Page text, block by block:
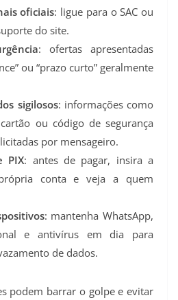
oficiais: ligue para o SAC ou
do site.
: ofertas apresentadas
ou “prazo curto” geralmente
sigilosos: informações como
ou código de segurança
por mensageiro.
PIX: antes de pagar, insira a
conta e veja a quem
: mantenha WhatsApp,
e antivírus em dia para
de dados.
podem barrar o golpe e evitar